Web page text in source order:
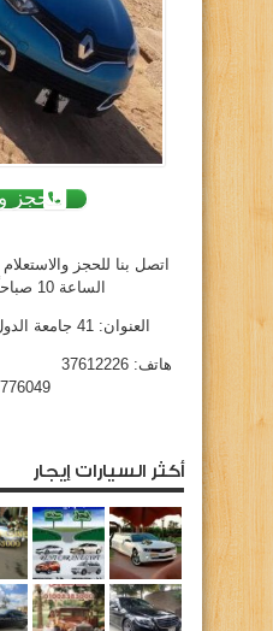
للحجز
اتصل بنا للحجز
الساعة 10 صباحاً إلى 10 مساءاً
العنوان: 41 جامعة الدول العربية – المهندسين
أكثر السيارات إيجار